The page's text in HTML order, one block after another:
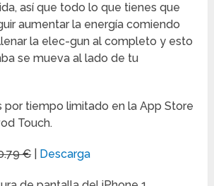
así que todo lo que tienes que
aumentar la energía comiendo
la elec-gun al completo y esto
se mueva al lado de tu
por tiempo limitado en la App Store
Touch.
€ Descarga